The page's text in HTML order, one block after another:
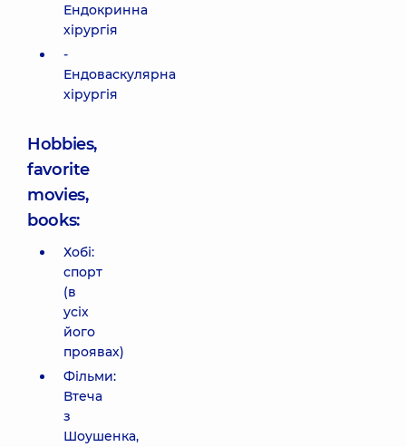
Ендокринна
хірургія
-
Ендоваскулярна
хірургія
Hobbies,
favorite
movies,
books:
Хобі:
спорт
(в
усіх
його
проявах)
Фільми:
Втеча
з
Шоушенка,